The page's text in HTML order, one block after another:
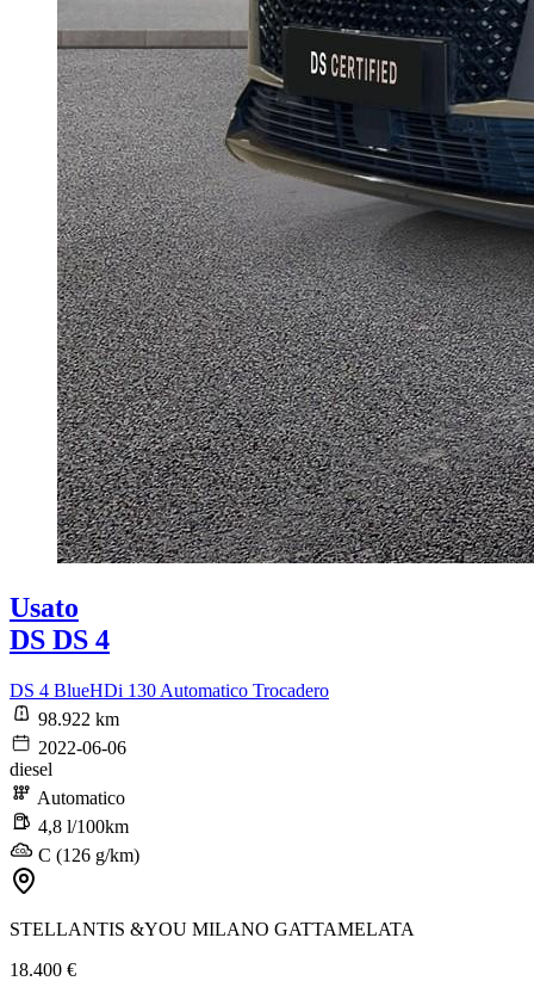
Usato
DS DS 4
DS 4 BlueHDi 130 Automatico Trocadero
98.922 km
2022-06-06
diesel
Automatico
4,8 l/100km
C (126 g/km)
STELLANTIS &YOU MILANO GATTAMELATA
18.400 €